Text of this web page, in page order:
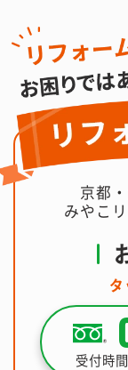
京都
みやこ
受付時